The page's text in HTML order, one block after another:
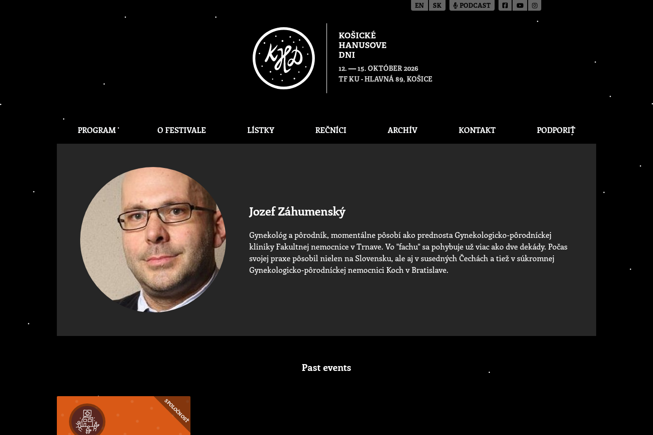
KOŠICKÉ
HANUSOVE
DNI
12. — 15. OKTÓBER 2026
TF KU - HLAVNÁ 89, KOŠICE
PROGRAM O FESTIVALE LÍSTKY REČNÍCI ARCHÍV KONTAKT PODPORIŤ
Jozef Záhumenský
Gynekológ a pôrodník, momentálne pôsobí ako prednosta Gynekologicko-pôrodníckej
kliniky Fakultnej nemocnice v Trnave. Vo "fachu" sa pohybuje už viac ako dve dekády. Počas
svojej praxe pôsobil nielen na Slovensku, ale aj v susedných Čechách a tiež v súkromnej
Gynekologicko-pôrodníckej nemocnici Koch v Bratislave.
Past events
SPOLOČNOSŤ
EN SK PODCAST